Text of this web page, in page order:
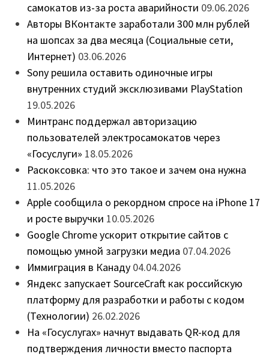
самокатов из-за роста аварийности 09.06.2026
Авторы ВКонтакте заработали 300 млн рублей
на шопсах за два месяца (Социальные сети,
Интернет) 03.06.2026
Sony решила оставить одиночные игры
внутренних студий эксклюзивами PlayStation
19.05.2026
Минтранс поддержал авторизацию
пользователей электросамокатов через
«Госуслуги» 18.05.2026
Раскоксовка: что это такое и зачем она нужна
11.05.2026
Apple сообщила о рекордном спросе на iPhone 17
и росте выручки 10.05.2026
Google Chrome ускорит открытие сайтов с
помощью умной загрузки медиа 07.04.2026
Иммиграция в Канаду 04.04.2026
Яндекс запускает SourceCraft как российскую
платформу для разработки и работы с кодом
(Технологии) 26.02.2026
На «Госуслугах» начнут выдавать QR-код для
подтверждения личности вместо паспорта